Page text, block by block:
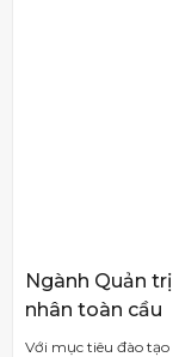
Ngành Quản
nhân toàn cầu
Với mục tiêu đào